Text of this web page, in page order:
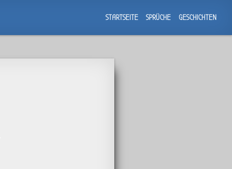
STARTSEITE SPRÜCHE GESCHICHTEN